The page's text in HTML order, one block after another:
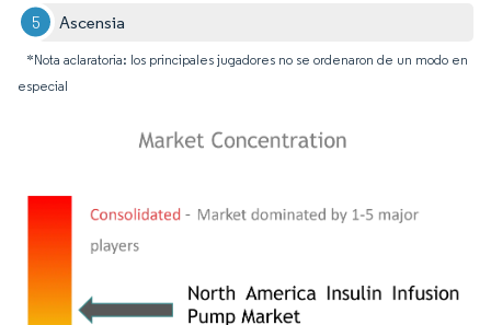
Ascensia
*Nota aclaratoria: los principales jugadores no se ordenaron de un modo en
especial